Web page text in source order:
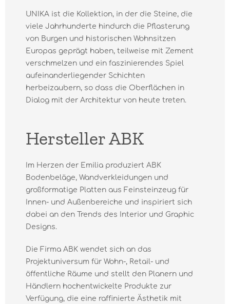
UNIKA ist die Kollektion, in der die Steine, die
viele Jahrhunderte hindurch die Pflasterung
von Burgen und historischen Wohnsitzen
Europas geprägt haben, teilweise mit Zement
verschmelzen und ein faszinierendes Spiel
aufeinanderliegender Schichten
herbeizaubern, so dass die Oberflächen in
Dialog mit der Architektur von heute treten.
Hersteller ABK
Im Herzen der Emilia produziert ABK
Bodenbeläge, Wandverkleidungen und
großformatige Platten aus Feinsteinzeug für
Innen- und Außenbereiche und inspiriert sich
dabei an den Trends des Interior und Graphic
Designs.
Die Firma ABK wendet sich an das
Projektuniversum für Wohn-, Retail- und
öffentliche Räume und stellt den Planern und
Händlern hochentwickelte Produkte zur
Verfügung, die eine raffinierte Ästhetik mit